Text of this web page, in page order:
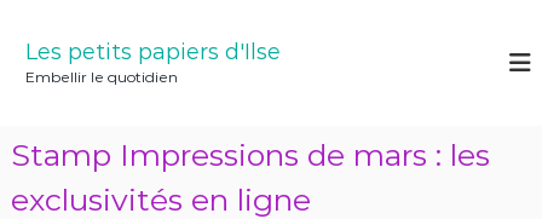
Les petits papiers d'Ilse
Embellir le quotidien
Stamp Impressions de mars : les
exclusivités en ligne